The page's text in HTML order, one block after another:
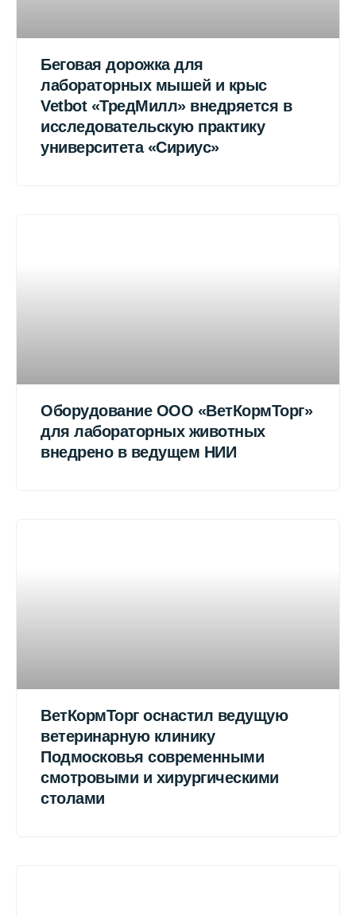
Беговая дорожка для
лабораторных мышей и крыс
Vetbot «ТредМилл» внедряется в
исследовательскую практику
университета «Сириус»
Оборудование ООО «ВетКормТорг»
для лабораторных животных
внедрено в ведущем НИИ
ВетКормТорг оснастил ведущую
ветеринарную клинику
Подмосковья современными
смотровыми и хирургическими
столами